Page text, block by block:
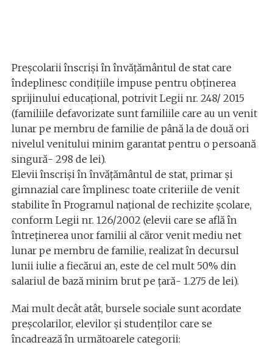
Preșcolarii înscriși în învățământul de stat care
îndeplinesc condițiile impuse pentru obținerea
sprijinului educațional, potrivit Legii nr. 248/ 2015
(familiile defavorizate sunt familiile care au un venit
lunar pe membru de familie de până la de două ori
nivelul venitului minim garantat pentru o persoană
singură- 298 de lei).
Elevii înscriși în învățământul de stat, primar și
gimnazial care împlinesc toate criteriile de venit
stabilite în Programul național de rechizite școlare,
conform Legii nr. 126/2002 (elevii care se află în
întreținerea unor familii al căror venit mediu net
lunar pe membru de familie, realizat în decursul
lunii iulie a fiecărui an, este de cel mult 50% din
salariul de bază minim brut pe țară- 1.275 de lei).
Mai mult decât atât, bursele sociale sunt acordate
preșcolarilor, elevilor și studenților care se
încadrează în următoarele categorii: